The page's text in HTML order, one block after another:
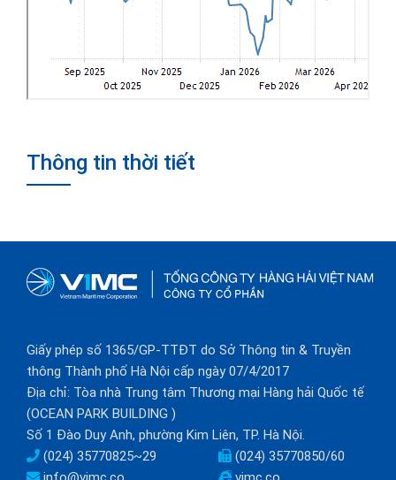
Thông tin thời tiết
Giấy phép số 1365/GP-TTĐT do Sở Thông tin & Truyền
thông Thành phố Hà Nội cấp ngày 07/4/2017
Địa chỉ: Tòa nhà Trung tâm Thương mại Hàng hải Quốc tế
(OCEAN PARK BUILDING )
Số 1 Đào Duy Anh, phường Kim Liên, TP. Hà Nội.
(024) 35770825~29
(024) 35770850/60